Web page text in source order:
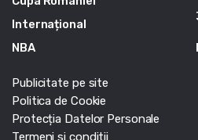
Internațional
NBA
Publicitate pe site
Politica de Cookie
Protecția Datelor Personale
Termeni si conditii